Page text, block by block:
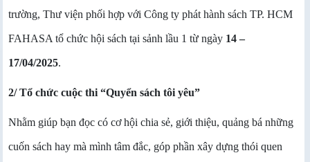
trường, Thư viện phối hợp với Công ty phát hành sách TP. HCM
FAHASA tổ chức hội sách tại sảnh lầu 1 từ ngày 14 –
17/04/2025.
2/ Tổ chức cuộc thi “Quyển sách tôi yêu”
Nhằm giúp bạn đọc có cơ hội chia sẻ, giới thiệu, quảng bá những
cuốn sách hay mà mình tâm đắc, góp phần xây dựng thói quen